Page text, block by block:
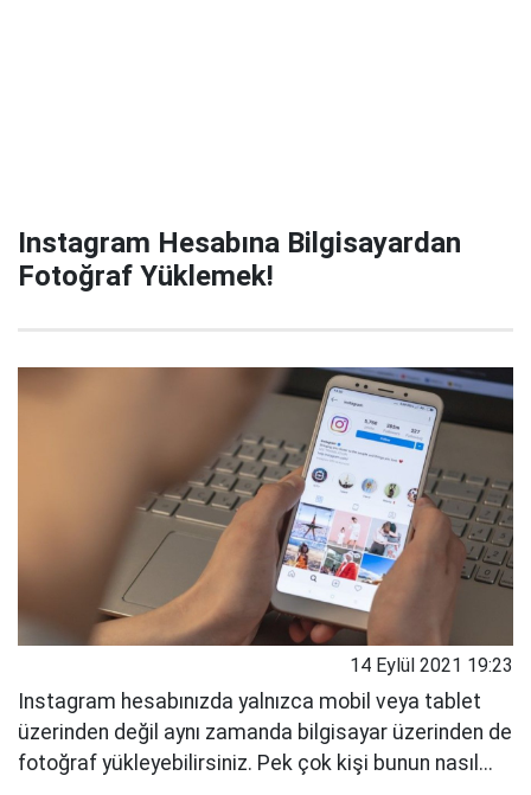
Instagram Hesabına Bilgisayardan
Fotoğraf Yüklemek!
14 Eylül 2021 19:23
Instagram hesabınızda yalnızca mobil veya tablet
üzerinden değil aynı zamanda bilgisayar üzerinden de
fotoğraf yükleyebilirsiniz. Pek çok kişi bunun nasıl...